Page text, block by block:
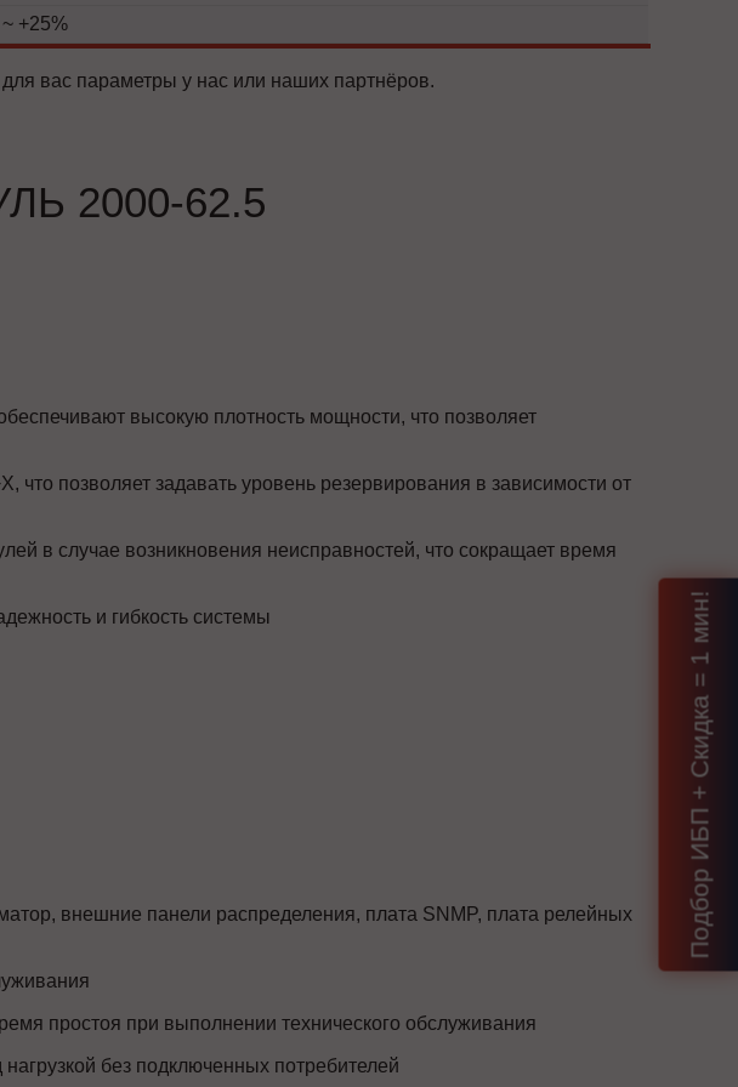
+25%
вас параметры у нас или наших партнёров.
2000-62.5
высокую плотность мощности, что позволяет
позволяет задавать уровень резервирования в зависимости от
в случае возникновения неисправностей, что сокращает время
и гибкость системы
внешние панели распределения, плата SNMP, плата релейных
простоя при выполнении технического обслуживания
без подключенных потребителей
Подбор ИБП + Скидка = 1 мин!